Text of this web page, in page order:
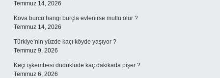
Temmuz 14, 2026
Kova burcu hangi burçla evlenirse mutlu olur ?
Temmuz 14, 2026
Türkiye’nin yüzde kaçı köyde yaşıyor ?
Temmuz 9, 2026
Keçi işkembesi düdüklüde kaç dakikada pişer ?
Temmuz 6, 2026